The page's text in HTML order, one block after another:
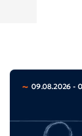
09.08.2026 -